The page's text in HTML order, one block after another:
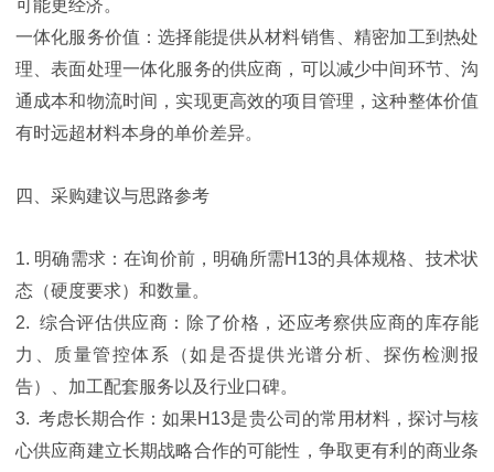
可能更经济。
一体化服务价值：选择能提供从材料销售、精密加工到热处
理、表面处理一体化服务的供应商，可以减少中间环节、沟
通成本和物流时间，实现更高效的项目管理，这种整体价值
有时远超材料本身的单价差异。
四、采购建议与思路参考
1. 明确需求：在询价前，明确所需H13的具体规格、技术状
态（硬度要求）和数量。
2. 综合评估供应商：除了价格，还应考察供应商的库存能
力、质量管控体系（如是否提供光谱分析、探伤检测报
告）、加工配套服务以及行业口碑。
3. 考虑长期合作：如果H13是贵公司的常用材料，探讨与核
心供应商建立长期战略合作的可能性，争取更有利的商业条